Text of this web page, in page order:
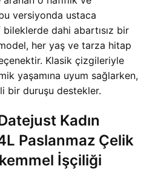
versiyonda ustaca
dahi abartısız bir
her yaş ve tarza hitap
Klasik çizgileriyle
yaşamına uyum sağlarken,
bir duruşu destekler.
Kadın
Paslanmaz Çelik
İşçiliği